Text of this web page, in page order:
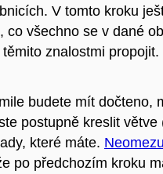
V tomto kroku
co všechno se v dané
těmito znalostmi propojit.
budete mít dočteno,
postupně kreslit
které máte.
po předchozím kroku